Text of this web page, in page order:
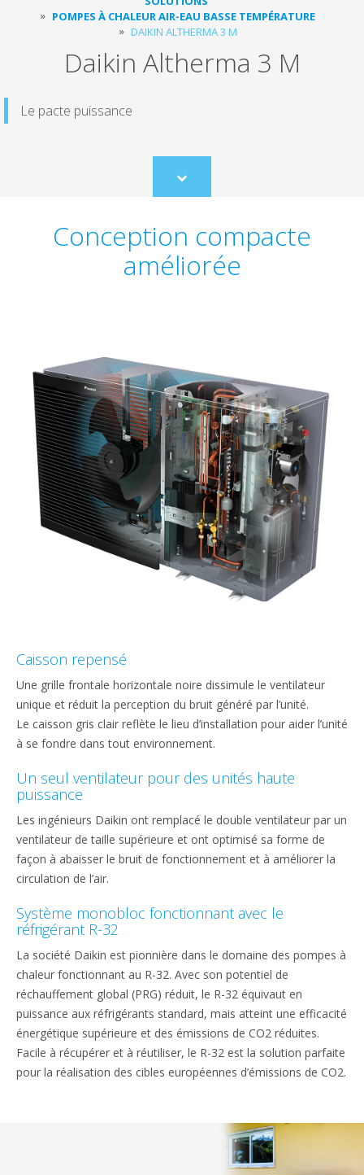
POMPES À CHALEUR AIR-EAU BASSE TEMPÉRATURE
DAIKIN ALTHERMA 3 M
Daikin Altherma 3 M
Le pacte puissance
Scroll
to
Conception compacte
améliorée
Caisson repensé
Une grille frontale horizontale noire dissimule le ventilateur
unique et réduit la perception du bruit généré par l’unité.
Le caisson gris clair reflète le lieu d’installation pour aider l’unité
à se fondre dans tout environnement.
Un seul ventilateur pour des unités haute
puissance
Les ingénieurs Daikin ont remplacé le double ventilateur par un
ventilateur de taille supérieure et ont optimisé sa forme de
façon à abaisser le bruit de fonctionnement et à améliorer la
circulation de l’air.
Système monobloc fonctionnant avec le
réfrigérant R-32
La société Daikin est pionnière dans le domaine des pompes à
chaleur fonctionnant au R-32. Avec son potentiel de
réchauffement global (PRG) réduit, le R-32 équivaut en
puissance aux réfrigérants standard, mais atteint une efficacité
énergétique supérieure et des émissions de CO2 réduites.
Facile à récupérer et à réutiliser, le R-32 est la solution parfaite
pour la réalisation des cibles européennes d’émissions de CO2.